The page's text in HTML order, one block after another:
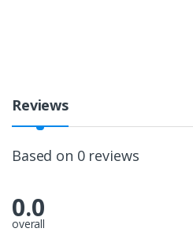
Reviews
Based on 0 reviews
0.0
overall